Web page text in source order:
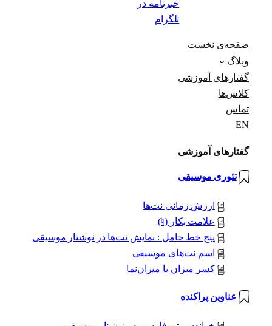
خبرنامه در
تلگرام
صفحه‌ی نخست
وبلاگ
گفتارهای آموزشی
کلاس‌ها
تماس
EN
گفتارهای آموزشی
تئوری موسیقی
ارزش زمانی نت‌ها
علامت بکار (♮)
پنج خط حامل : نمایش نت‌ها در نوشتار موسیقی
اسم نت‌های موسیقی
کسر میزان یا میزان‌نما
عناوین پراکنده